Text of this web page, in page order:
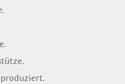
produziert.